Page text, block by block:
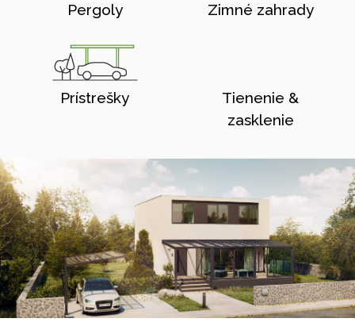
Pergoly Zimné zahrady
Prístrešky
Tienenie &
zasklenie